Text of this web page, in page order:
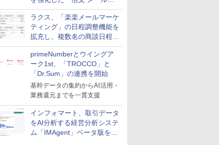
送信防止アドインサービス」
を提供
ラクス、「楽楽メールマーケ
ティング」の日程調整機能を
拡充し、複数名の商談日程調
整を効率化
primeNumberとウイングア
ーク1st、「TROCCO」と
「Dr.Sum」の連携を開始
基幹データの集約からAI活用・
業務還元までを一貫支援
インフォマート、取引データ
をAI分析する経営分析システ
ム「IMAgent」ベータ版を提